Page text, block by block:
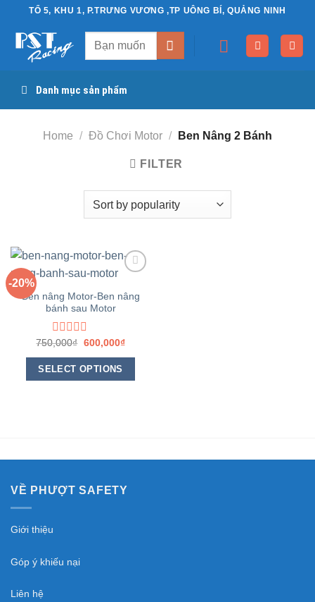
ChuyểnTỔ 5, KHU 1, P.TRƯNG VƯƠNG ,TP UÔNG BÍ, QUẢNG NINH
Search
Danh mục sản phẩm
Home / Đồ Chơi Motor / Ben Nâng 2 Bánh
FILTER
-20%
Yêu
thích
Ben nâng Motor-Ben nâng
bánh sau Motor
Rated
0
out
750,000₫ 600,000₫
SELECT OPTIONS
VỀ PHƯỢT SAFETY
Giới thiệu
Góp ý khiếu nại
Liên hệ